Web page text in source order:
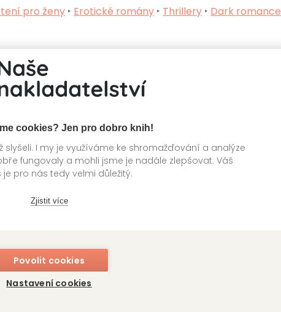
cookies? Jen pro dobro knih!
slyšeli. I my je využíváme ke shromažďování a analýze
fungovaly a mohli jsme je nadále zlepšovat. Váš
je pro nás tedy velmi důležitý.
Zjistit více
Povolit cookies
Nastavení cookies
pro ženy ‣ Erotické romány ‣ Thrillery ‣ Dark romance